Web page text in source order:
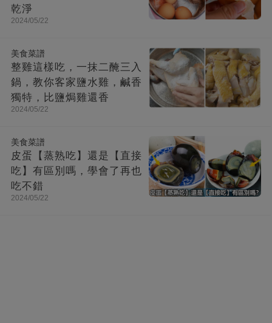
乾淨
2024/05/22
美食菜譜
整雞這樣吃，一抹二醃三入
鍋，教你客家鹽水雞，鹹香
獨特，比鹽焗雞還香
2024/05/22
美食菜譜
皮蛋【蒸熟吃】還是【直接
吃】有區別嗎，學會了再也
吃不錯
2024/05/22